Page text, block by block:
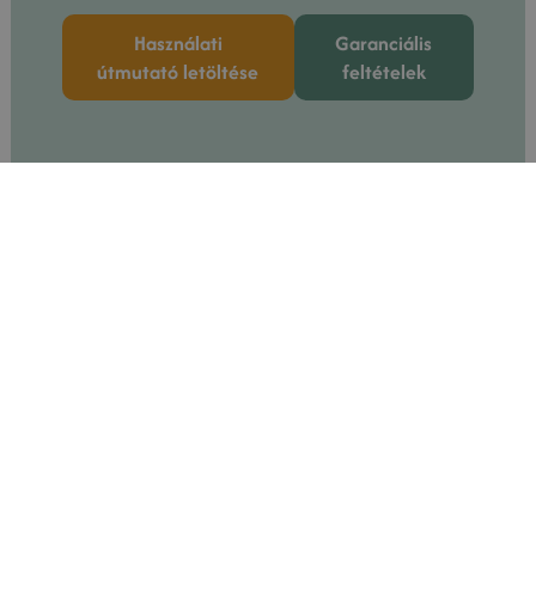
Használati
útmutató letöltése
Garanciális
feltételek